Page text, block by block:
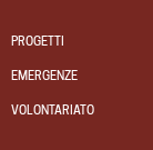
PROGETTI
EMERGENZE
VOLONTARIATO